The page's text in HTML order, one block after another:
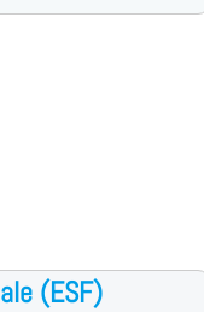
(ESF)